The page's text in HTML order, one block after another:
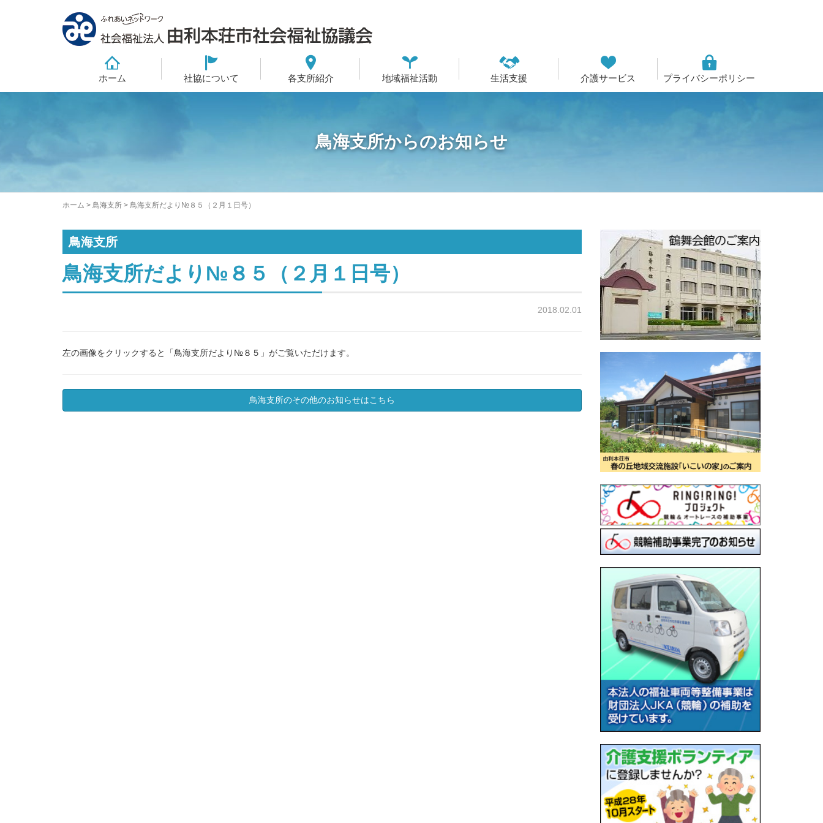
ホーム 社協について 各支所紹介 地域福祉活動 生活支援 介護サービス プライバシーポリシー
鳥海支所からのお知らせ
ホーム > 鳥海支所 > 鳥海支所だより№８５（２月１日号）
鳥海支所
鳥海支所だより№８５（２月１日号）
2018.02.01
左の画像をクリックすると「鳥海支所だより№８５」がご覧いただけます。
鳥海支所のその他のお知らせはこちら